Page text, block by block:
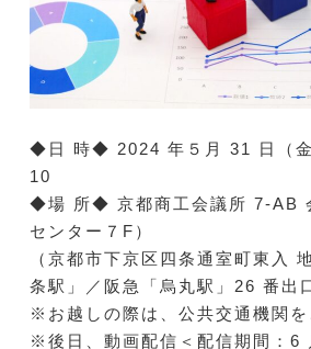
◆日 時◆ 2024 年５月 31 日（金
10
◆場 所◆ 京都商工会議所 7-AB
センター７F）
（京都市下京区四条通室町東入
条駅」／阪急「烏丸駅」26 番出
※お越しの際は、公共交通機関を
※後日、動画配信＜配信期間：6